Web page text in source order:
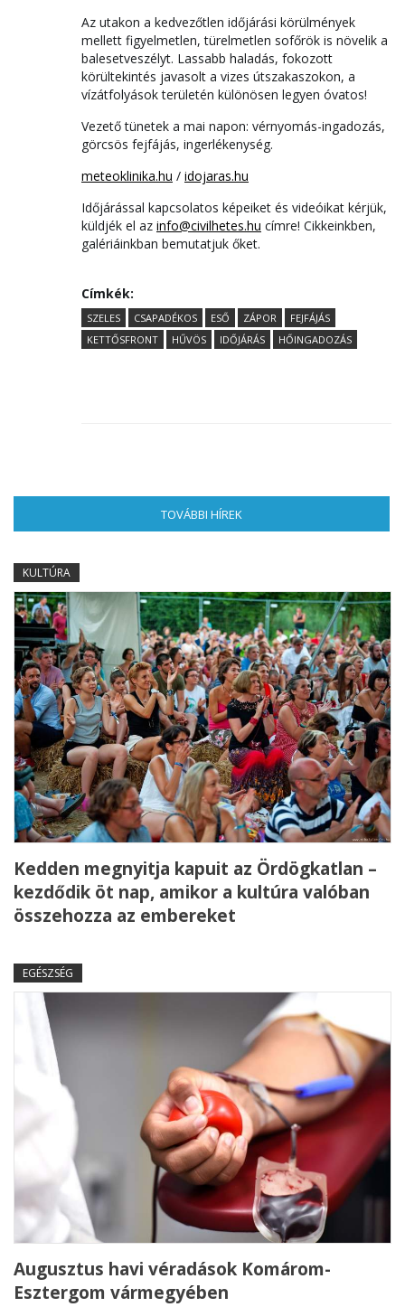
Az utakon a kedvezőtlen időjárási körülmények
mellett figyelmetlen, türelmetlen sofőrök is növelik a
balesetveszélyt. Lassabb haladás, fokozott
körültekintés javasolt a vizes útszakaszokon, a
vízátfolyások területén különösen legyen óvatos!
Vezető tünetek a mai napon: vérnyomás-ingadozás,
görcsös fejfájás, ingerlékenység.
meteoklinika.hu / idojaras.hu
Időjárással kapcsolatos képeiket és videóikat kérjük,
küldjék el az info@civilhetes.hu címre! Cikkeinkben,
galériáinkban bemutatjuk őket.
Címkék:
SZELES CSAPADÉKOS ESŐ ZÁPOR
FEJFÁJÁS
KETTŐSFRONT
HŰVÖS IDŐJÁRÁS HŐINGADOZÁS
TOVÁBBI HÍREK
KULTÚRA
Kedden megnyitja kapuit az Ördögkatlan –
kezdődik öt nap, amikor a kultúra valóban
összehozza az embereket
EGÉSZSÉG
Augusztus havi véradások Komárom-
Esztergom vármegyében